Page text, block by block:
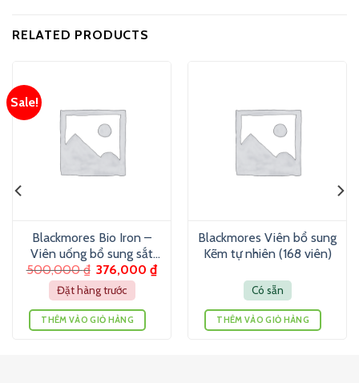
RELATED PRODUCTS
Sale!
Blackmores Bio Iron –
Viên uống bổ sung sắt
(30v)
500,000₫ 376,000₫
Đặt hàng trước
THÊM VÀO GIỎ HÀNG
Blackmores Viên bổ sung
Kẽm tự nhiên (168 viên)
Có sẵn
THÊM VÀO GIỎ HÀNG